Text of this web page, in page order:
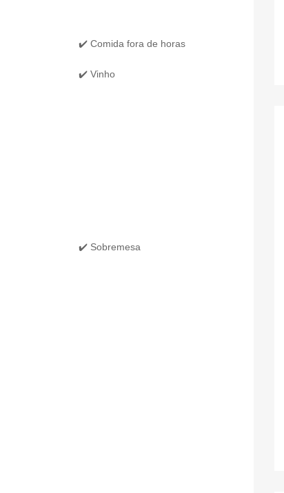
✔️ Comida fora de horas
✔️ Vinho
✔️ Sobremesa